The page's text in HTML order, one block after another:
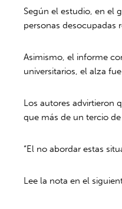
Según el estudio, en el
personas desocupadas
Asimismo, el informe
universitarios, el alza
Los autores advirtieron
que más de un tercio
“El no abordar estas
Lee la nota en el